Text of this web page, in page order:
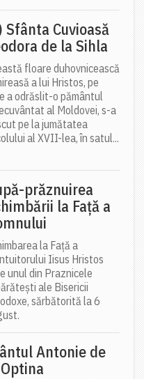
Sfânta Cuvioasă
de la Sihla
floare duhovnicească
a lui Hristos, pe
a odrăslit-o pământul
al Moldovei, s-a
pe la jumătatea
al XVII-lea, în satul...
prăznuirea
la Față a
la Față a
Iisus Hristos
unul din Praznicele
ale Bisericii
sărbătorită la 6
Antonie de